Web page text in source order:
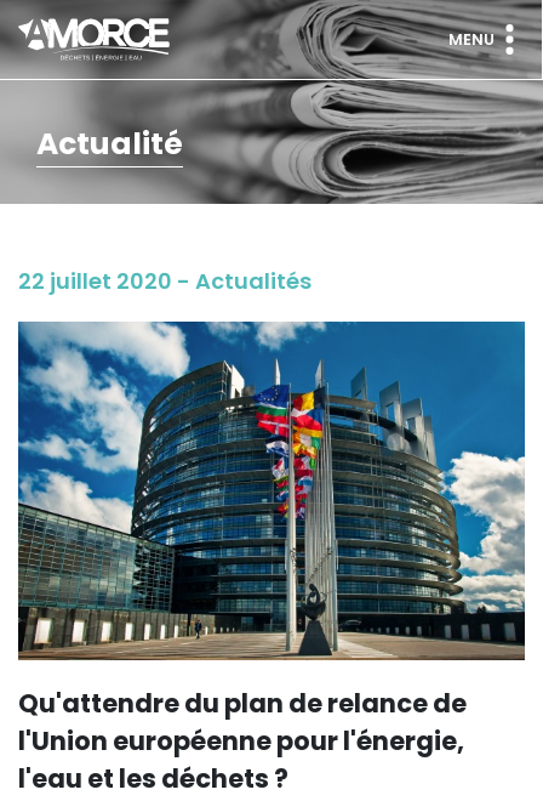
MENU
Actualité
22 juillet 2020 - Actualités
Qu'attendre du plan de relance de
l'Union européenne pour l'énergie,
l'eau et les déchets ?